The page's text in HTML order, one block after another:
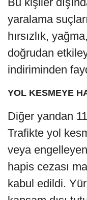
yaralama
hırsızlık,
doğrudan
indiriminden
YOL KESMEYE
Diğer yandan
Trafikte yol
veya
hapis cezası
kabul edildi.